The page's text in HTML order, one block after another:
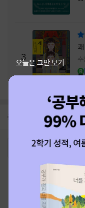
3 추
공지 26년 NBCI 수상 안내
2026-08-01
오늘은 그만 보기
로그인
고객센터 1544-3800
예스